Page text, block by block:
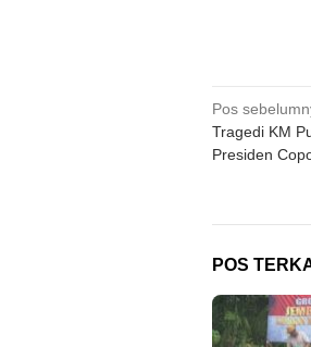
pos
Pos
Tragedi KM
Presiden
POS